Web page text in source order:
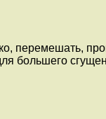
перемешать,
большего